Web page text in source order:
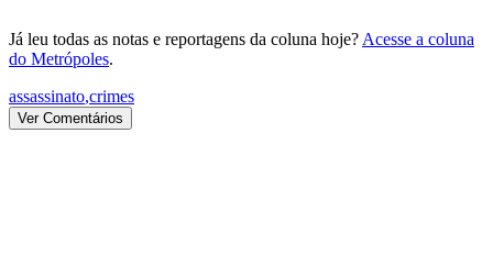
Já leu todas as notas e reportagens da coluna hoje? Acesse a coluna
do Metrópoles.
assassinato,crimes
Ver Comentários